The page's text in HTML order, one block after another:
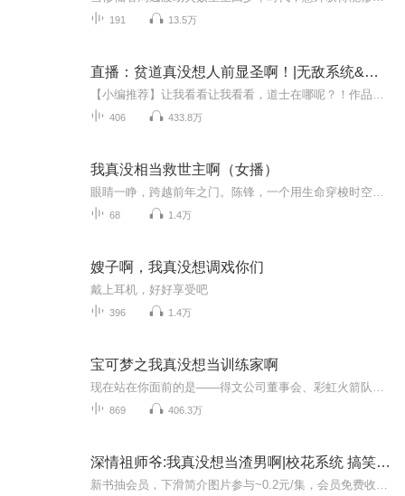
191 13.5万
直播：贫道真没想人前显圣啊！|无敌系统&道教大宗师
406 433.8万
我真没相当救世主啊（女播）
68 1.4万
嫂子啊，我真没想调戏你们
戴上耳机，好好享受吧
396 1.4万
宝可梦之我真没想当训练家啊
869 406.3万
深情祖师爷:我真没想当渣男啊|校花系统 搞笑轻松